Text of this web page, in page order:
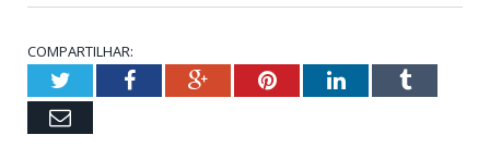
COMPARTILHAR:
TwitterFacebookGoogle+PinterestLinkedInTumblr
Email